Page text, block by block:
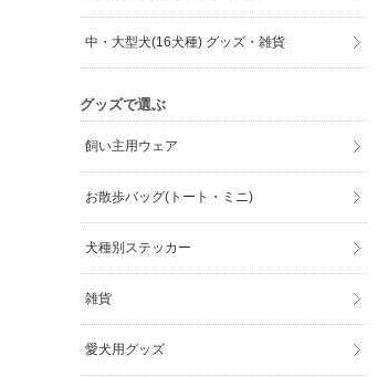
中・大型犬(16犬種) グッズ・雑貨
グッズで選ぶ
飼い主用ウェア
お散歩バッグ(トート・ミニ)
犬種別ステッカー
雑貨
愛犬用グッズ